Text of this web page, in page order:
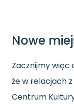
Nowe
Zacznijmy więc
że w relacjach
Centrum